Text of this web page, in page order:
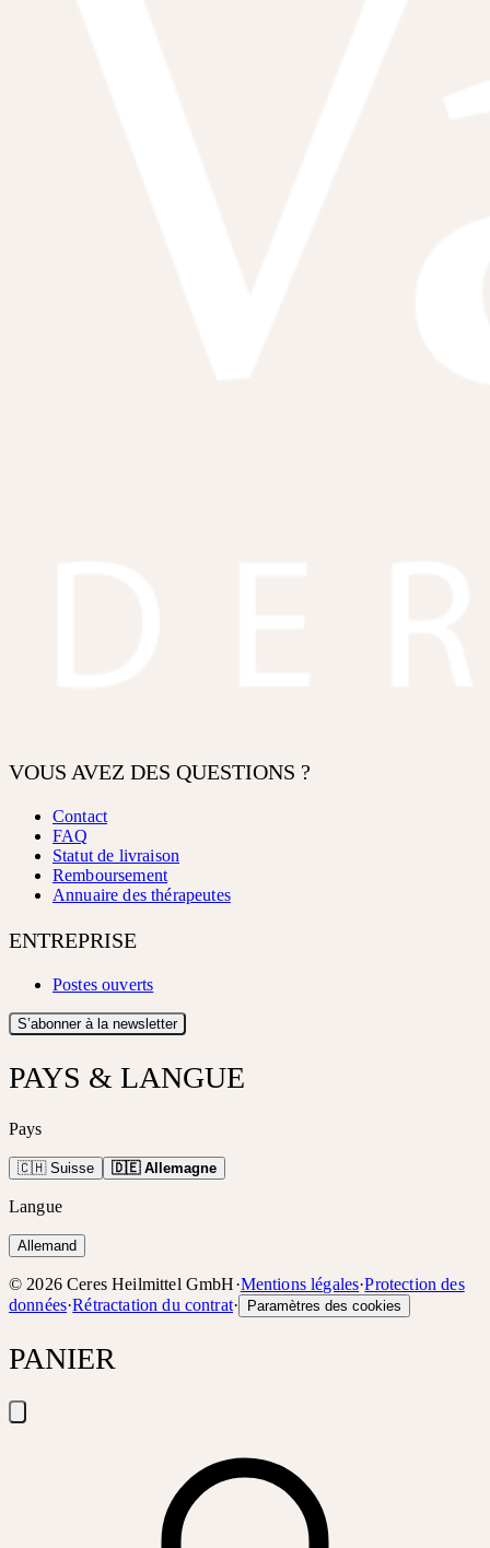
VOUS AVEZ DES QUESTIONS ?
Contact
FAQ
Statut de livraison
Remboursement
Annuaire des thérapeutes
ENTREPRISE
Postes ouverts
S’abonner à la newsletter
PAYS & LANGUE
Pays
🇨🇭 Suisse 🇩🇪 Allemagne
Langue
Allemand
© 2026 Ceres Heilmittel GmbH·Mentions légales·Protection des
données·Rétractation du contrat· Paramètres des cookies
PANIER